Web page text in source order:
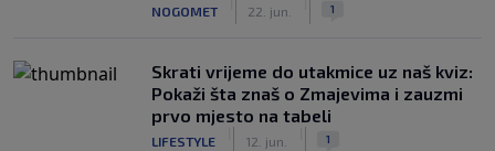
NOGOMET 22. jun. 1
Skrati vrijeme do utakmice uz naš kviz:
Pokaži šta znaš o Zmajevima i zauzmi
prvo mjesto na tabeli
LIFESTYLE 12. jun. 1